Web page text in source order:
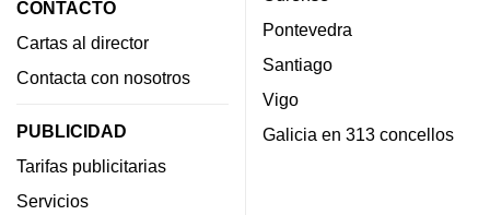
CONTACTO
Cartas al director
Contacta con nosotros
PUBLICIDAD
Tarifas publicitarias
Servicios
Pontevedra
Santiago
Vigo
Galicia en 313 concellos